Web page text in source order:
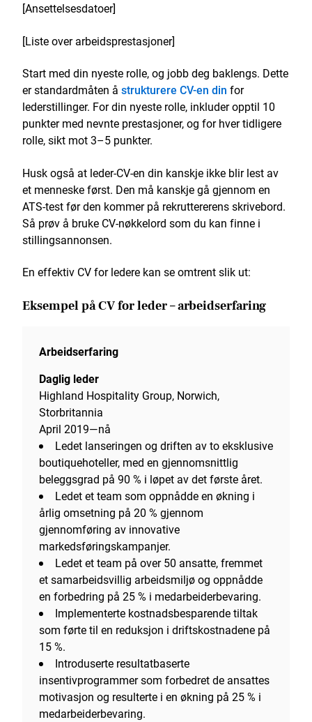
[Ansettelsesdatoer]
[Liste over arbeidsprestasjoner]
Start med din nyeste rolle, og jobb deg baklengs. Dette
er standardmåten å strukturere CV-en din for
lederstillinger. For din nyeste rolle, inkluder opptil 10
punkter med nevnte prestasjoner, og for hver tidligere
rolle, sikt mot 3–5 punkter.
Husk også at leder-CV-en din kanskje ikke blir lest av
et menneske først. Den må kanskje gå gjennom en
ATS-test før den kommer på rekruttererens skrivebord.
Så prøv å bruke CV-nøkkelord som du kan finne i
stillingsannonsen.
En effektiv CV for ledere kan se omtrent slik ut:
Eksempel på CV for leder – arbeidserfaring
Arbeidserfaring
Daglig leder
Highland Hospitality Group, Norwich,
Storbritannia
April 2019—nå
Ledet lanseringen og driften av to eksklusive
boutiquehoteller, med en gjennomsnittlig
beleggsgrad på 90 % i løpet av det første året.
Ledet et team som oppnådde en økning i
årlig omsetning på 20 % gjennom
gjennomføring av innovative
markedsføringskampanjer.
Ledet et team på over 50 ansatte, fremmet
et samarbeidsvillig arbeidsmiljø og oppnådde
en forbedring på 25 % i medarbeiderbevaring.
Implementerte kostnadsbesparende tiltak
som førte til en reduksjon i driftskostnadene på
15 %.
Introduserte resultatbaserte
insentivprogrammer som forbedret de ansattes
motivasjon og resulterte i en økning på 25 % i
medarbeiderbevaring.